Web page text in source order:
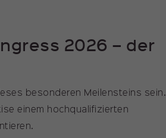
2026 – der
besonderen Meilensteins sein.
einem hochqualifizierten